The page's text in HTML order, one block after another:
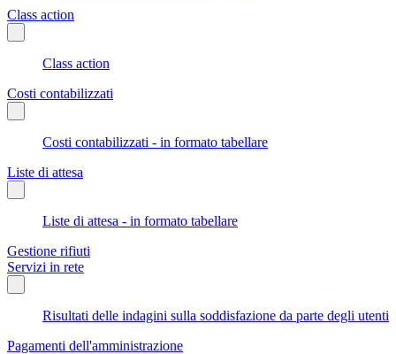
Class action
Class action
Costi contabilizzati
Costi contabilizzati - in formato tabellare
Liste di attesa
Liste di attesa - in formato tabellare
Gestione rifiuti
Servizi in rete
Risultati delle indagini sulla soddisfazione da parte degli utenti
Pagamenti dell'amministrazione